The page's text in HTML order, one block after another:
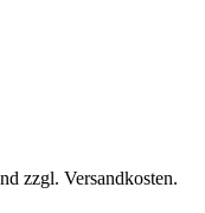
zzgl. Versandkosten.